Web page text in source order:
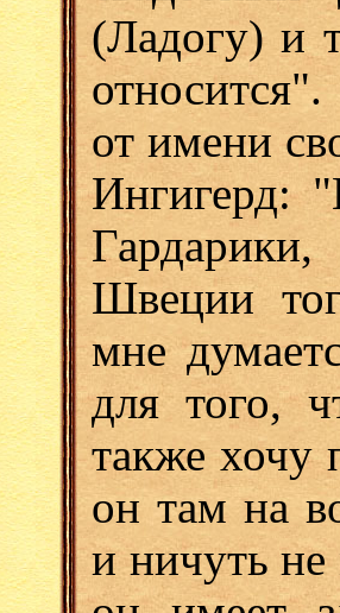
(Ладогу) и
от имени
Ингигерд:
Швеции
мне
для того,
также хочу
он там на
и ничуть